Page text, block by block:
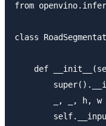
from
class
def
_, _, h, w